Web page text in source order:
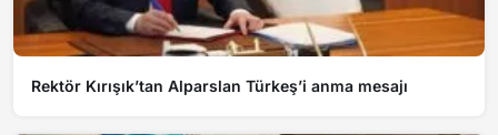
Rektör Kırışık’tan Alparslan Türkeş’i anma mesajı